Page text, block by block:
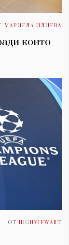
МАРИЕЛА ИЛИЕВА
които
ОТ HIGHVIEWART